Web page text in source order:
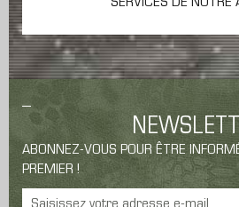
SERVICES DE NOTRE
ABONNEZ-VOUS POUR ÊTRE
PREMIER !